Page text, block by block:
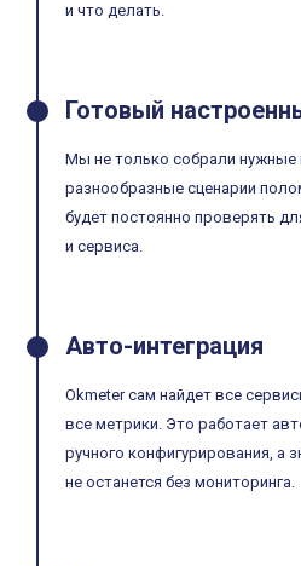
и что делать.
Готовый
Мы не только собрали нужные
разнообразные сценарии
будет постоянно проверять
и сервиса.
Авто-интеграция
Okmeter сам найдет все
все метрики. Это работает
ручного конфигурирования, а
не останется без мониторинга.